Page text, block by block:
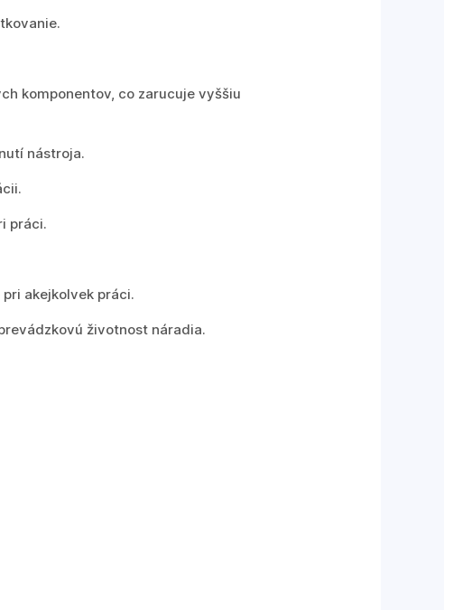
komponentov, co zarucuje vyššiu
nástroja.
práci.
akejkolvek práci.
životnost náradia.